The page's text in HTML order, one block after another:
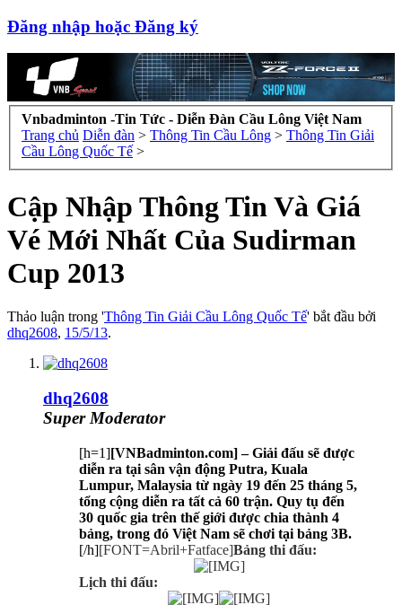
Đăng nhập hoặc Đăng ký
Vnbadminton -Tin Tức - Diễn Đàn Cầu Lông Việt Nam
Trang chủ Diễn đàn > Thông Tin Cầu Lông > Thông Tin Giải
Cầu Lông Quốc Tế >
Cập Nhập Thông Tin Và Giá
Vé Mới Nhất Của Sudirman
Cup 2013
Thảo luận trong 'Thông Tin Giải Cầu Lông Quốc Tế' bắt đầu bởi
dhq2608, 15/5/13.
dhq2608
Super Moderator
[h=1][VNBadminton.com] – Giải đấu sẽ được
diễn ra tại sân vận động Putra, Kuala
Lumpur, Malaysia từ ngày 19 đến 25 tháng 5,
tổng cộng diễn ra tất cả 60 trận. Quy tụ đến
30 quốc gia trên thế giới được chia thành 4
bảng, trong đó Việt Nam sẽ chơi tại bảng 3B.
[/h][FONT=Abril+Fatface]Bảng thi đấu:
Lịch thi đấu: